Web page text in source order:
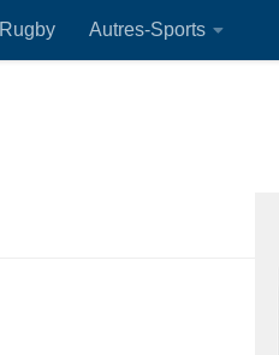
Rugby Autres-Sports